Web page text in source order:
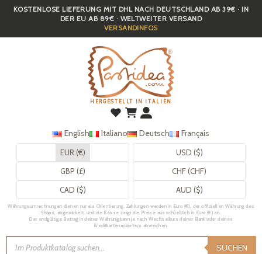
Skip
KOSTENLOSE LIEFERUNG MIT DHL NACH DEUTSCHLAND AB 39€ · IN
DER EU AB 89€ · WELTWEITER VERSAND
VERSANDINFOS
HERGESTELLT IN ITALIEN
English Italiano Deutsch Français
EUR (€)
USD ($)
GBP (£)
CHF (CHF)
CAD ($)
AUD ($)
Währungsumrechnungen dienen nur als Orientierung. Zahlungen werden in Euro (€), der offiziellen Währung des
Shops, abgewickelt, und die Kasse zeigt die Preise ausschließlich in Euro (€) an.
Der endgültige Betrag in deiner Währung kann je nach Wechselkurs deiner Bank oder deines
Kreditkartenanbieters abweichen.
Products
search SUCHEN